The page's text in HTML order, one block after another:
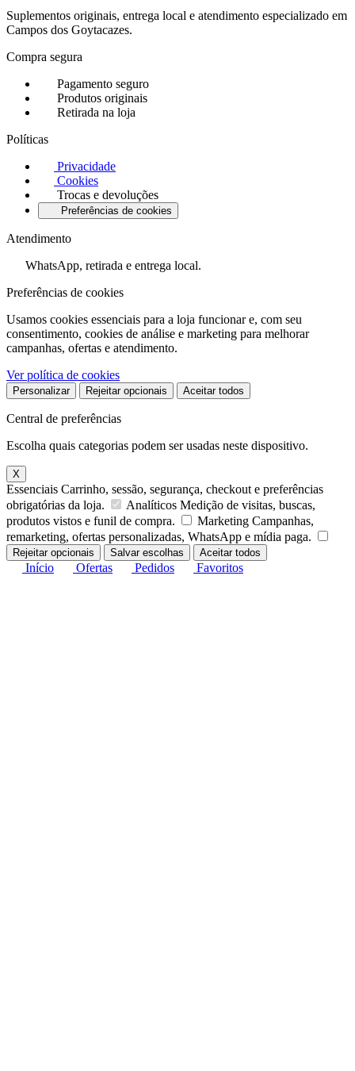
Suplementos originais, entrega local e atendimento especializado em
Campos dos Goytacazes.
Compra segura
Pagamento seguro
Produtos originais
Retirada na loja
Políticas
Privacidade
Cookies
Trocas e devoluções
Preferências de cookies
Atendimento
WhatsApp, retirada e entrega local.
Preferências de cookies
Usamos cookies essenciais para a loja funcionar e, com seu
consentimento, cookies de análise e marketing para melhorar
campanhas, ofertas e atendimento.
Ver política de cookies
Personalizar Rejeitar opcionais Aceitar todos
Central de preferências
Escolha quais categorias podem ser usadas neste dispositivo.
X
Essenciais Carrinho, sessão, segurança, checkout e preferências
obrigatórias da loja.
Analíticos Medição de visitas, buscas,
produtos vistos e funil de compra.
Marketing Campanhas,
remarketing, ofertas personalizadas, WhatsApp e mídia paga.
Rejeitar opcionais Salvar escolhas Aceitar todos
Início Ofertas Pedidos Favoritos